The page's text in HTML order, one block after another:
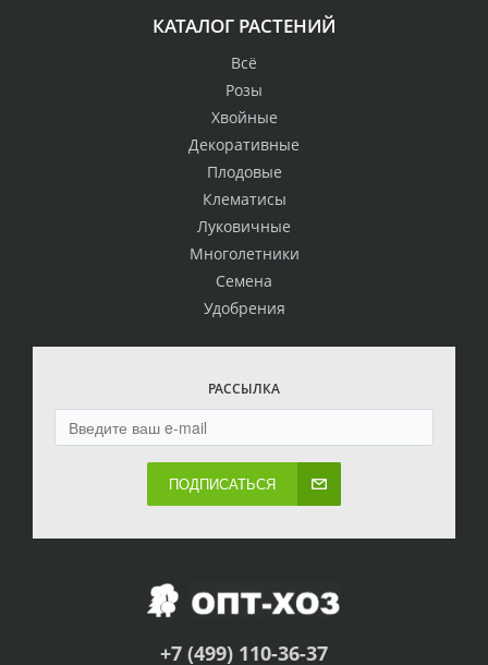
КАТАЛОГ РАСТЕНИЙ
Всё
Розы
Хвойные
Декоративные
Плодовые
Клематисы
Луковичные
Многолетники
Семена
Удобрения
РАССЫЛКА
ПОДПИСАТЬСЯ
+7 (499) 110-36-37